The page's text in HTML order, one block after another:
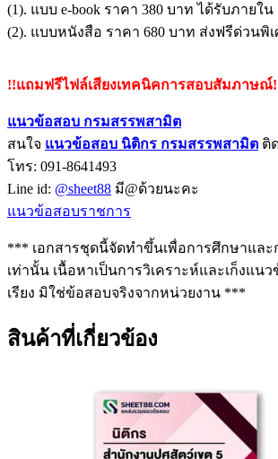
(1). แบบ e-book ราคา 380 บาท ได้รับภายใน
(2). แบบหนังสือ ราคา 680 บาท ส่งฟรีด่วนพิเ
!!แถมฟรีไฟล์เสียงเทคนิคการสอบสัมภาษณ์
แนวข้อสอบ กรมสรรพสามิต
สนใจ แนวข้อสอบ นิติกร กรมสรรพสามิต ติ
โทร: 091-8641493
Line id: @sheet88 มี@ด้วยนะคะ
แนวข้อสอบราชการ
*** เอกสารชุดนี้จัดทำขึ้นเพื่อการศึกษาและ
เท่านั้น เนื้อหาเป็นการวิเคราะห์และเก็งแน
เรียง มิใช่ข้อสอบจริงจากหน่วยงาน ***
สินค้าที่เกี่ยวข้อง